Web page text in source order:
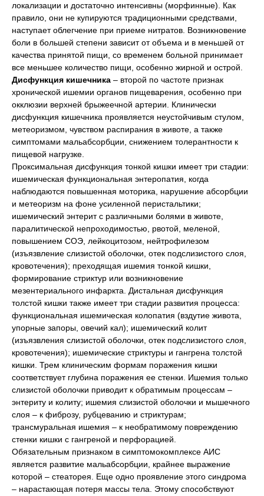
локализации и достаточно интенсивны (морфинные). Как
правило, они не купируются традиционными средствами,
наступает облегчение при приеме нитратов. Возникновение
боли в большей степени зависит от объема и в меньшей от
качества принятой пищи, со временем больной принимает
все меньшее количество пищи, особенно жирной и острой.
Дисфункция кишечника – второй по частоте признак
хронической ишемии органов пищеварения, особенно при
окклюзии верхней брыжеечной артерии. Клинически
дисфункция кишечника проявляется неустойчивым стулом,
метеоризмом, чувством распирания в животе, а также
симптомами мальабсорбции, снижением толерантности к
пищевой нагрузке.
Проксимальная дисфункция тонкой кишки имеет три стадии:
ишемическая функциональная энтеропатия, когда
наблюдаются повышенная моторика, нарушение абсорбции
и метеоризм на фоне усиленной перистальтики;
ишемический энтерит с различными болями в животе,
паралитической непроходимостью, рвотой, меленой,
повышением СОЭ, лейкоцитозом, нейтрофилезом
(изъязвление слизистой оболочки, отек подслизистого слоя,
кровотечения); преходящая ишемия тонкой кишки,
формирование стриктур или возникновение
мезентериального инфаркта. Дистальная дисфункция
толстой кишки также имеет три стадии развития процесса:
функциональная ишемическая колопатия (вздутие живота,
упорные запоры, овечий кал); ишемический колит
(изъязвления слизистой оболочки, отек подслизистого слоя,
кровотечения); ишемические стриктуры и гангрена толстой
кишки. Трем клиническим формам поражения кишки
соответствует глубина поражения ее стенки. Ишемия только
слизистой оболочки приводит к обратимым процессам –
энтериту и колиту; ишемия слизистой оболочки и мышечного
слоя – к фиброзу, рубцеванию и стриктурам;
трансмуральная ишемия – к необратимому повреждению
стенки кишки с гангреной и перфорацией.
Обязательным признаком в симптомокомплексе АИС
является развитие мальабсорбции, крайнее выражение
которой – стеаторея. Еще одно проявление этого синдрома
– нарастающая потеря массы тела. Этому способствуют